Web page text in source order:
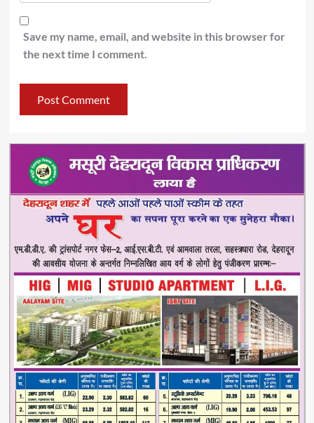
Save my name, email, and website in this browser for
the next time I comment.